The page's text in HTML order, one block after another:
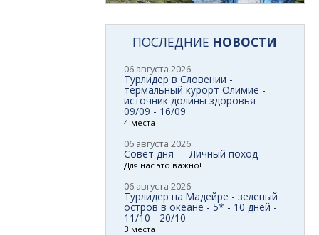
ПОСЛЕДНИЕ НОВОСТИ
06 августа 2026
Турлидер в Словении -
термальный курорт Олимие -
источник долины здоровья -
09/09 - 16/09
4 места
06 августа 2026
Совет дня — Личный поход
Для нас это важно!
06 августа 2026
Турлидер на Мадейре - зеленый
остров в океане - 5* - 10 дней -
11/10 - 20/10
3 места